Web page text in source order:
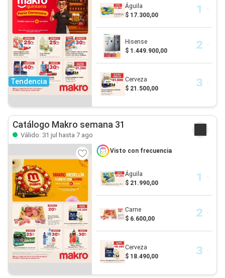
Tendencia
Águila
$ 17.300,00
Hisense
$ 1.449.900,00
Cerveza
$ 21.500,00
Catálogo Makro semana 31
Válido: 31 jul hasta 7 ago
Visto con frecuencia
Águila
$ 21.990,00
Carne
$ 6.600,00
Cerveza
$ 18.490,00